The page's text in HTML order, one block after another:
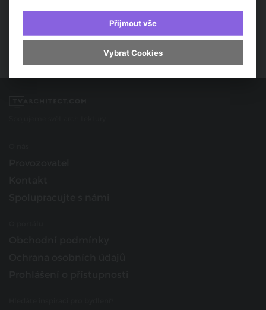
Přijmout vše
Vybrat Cookies